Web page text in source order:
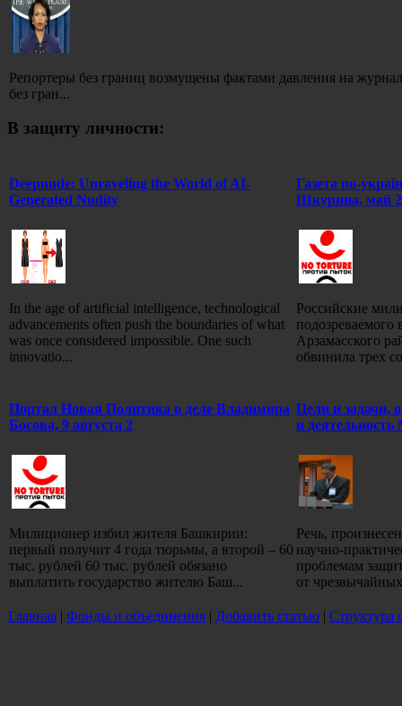
Репортеры без границ возмущены фактами давления на
без гран...
В защиту личности:
Deepnude: Unraveling the World of AI-
Generated Nudity
In the age of artificial intelligence, technological
advancements often push the boundaries of what
was once considered impossible. One such
innovatio...
Газета по-
Шкурина, май
Российские
подозреваемого
Арзамасского
обвинила трех
Портал Новая Политика о деле Владимира
Босова, 9 августа 2
Милиционер избил жителя Башкирии:
первый получит 4 года тюрьмы, а второй – 60
тыс. рублей 60 тыс. рублей обязано
выплатить государство жителю Баш...
Цели и задачи,
и
Речь,
научно-
проблемам
от
Главная | Фонды и объединения | Добавить статью | Структура